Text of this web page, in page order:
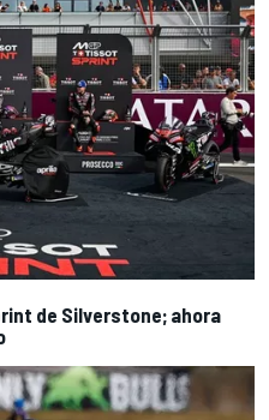
de Silverstone; ahora